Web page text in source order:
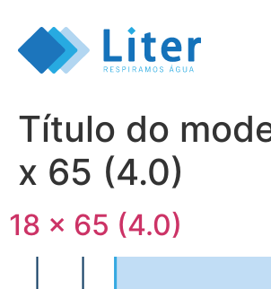
Título do
x 65 (4.0)
18 x 65 (4.0)